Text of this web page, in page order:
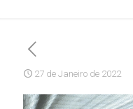
27 de Janeiro de 2022